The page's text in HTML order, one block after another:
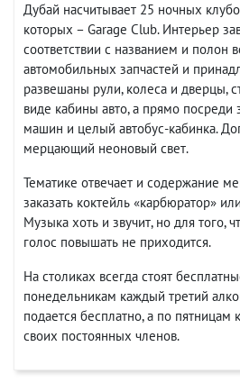
Дубай насчитывает 25 ночных
которых – Garage Club. Интерьер
соответствии с названием и полон
автомобильных запчастей и
развешаны рули, колеса и дверцы,
виде кабины авто, а прямо посреди
машин и целый автобус-кабинка.
мерцающий неоновый свет.
Тематике отвечает и содержание
заказать коктейль «карбюратор»
Музыка хоть и звучит, но для того,
голос повышать не приходится.
На столиках всегда стоят
понедельникам каждый третий
подается бесплатно, а по пятницам
своих постоянных членов.